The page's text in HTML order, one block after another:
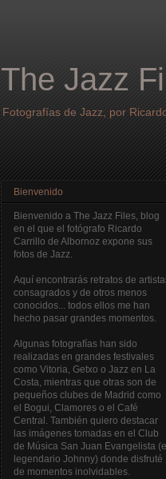
The Jazz
Fotografías de Jazz, por
Bienvenido
Bienvenido a The Jazz Files, blog
en el que el fotógrafo Ricardo
Carrillo de Albornoz expone sus
fotos de Jazz.
Aquí encontrarás retratos de
consagrados y de otros menos
conocidos... todos ellos me han
hecho pasar grandes momentos.
Algunas fotografías han sido
realizadas en grandes festivales
como Vitoria, Getxo o Jazz en La
Costa, mientras que otras son de
pequeños clubes de Madrid como
el Bogui, Clamores o el Café
Central. También quiero destacar
las imágenes tomadas en el Club
de Música San Juan Evangelista (el
legendario Johnny) donde disfruté
de momentos inolvidables.